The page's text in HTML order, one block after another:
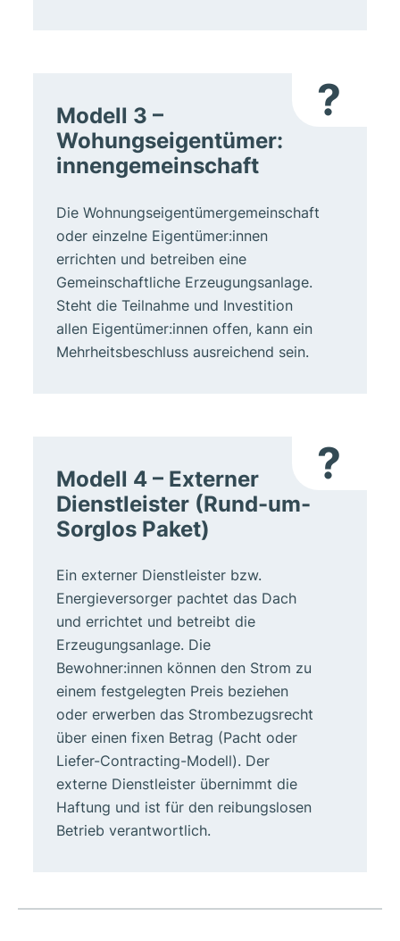
?
Modell 3 –
Wohungseigentümer:
innengemeinschaft
Die Wohnungseigentümergemeinschaft
oder einzelne Eigentümer:innen
errichten und betreiben eine
Gemeinschaftliche Erzeugungsanlage.
Steht die Teilnahme und Investition
allen Eigentümer:innen offen, kann ein
Mehrheitsbeschluss ausreichend sein.
?
Modell 4 – Externer
Dienstleister (Rund-um-
Sorglos Paket)
Ein externer Dienstleister bzw.
Energieversorger pachtet das Dach
und errichtet und betreibt die
Erzeugungsanlage. Die
Bewohner:innen können den Strom zu
einem festgelegten Preis beziehen
oder erwerben das Strombezugsrecht
über einen fixen Betrag (Pacht oder
Liefer-Contracting-Modell). Der
externe Dienstleister übernimmt die
Haftung und ist für den reibungslosen
Betrieb verantwortlich.